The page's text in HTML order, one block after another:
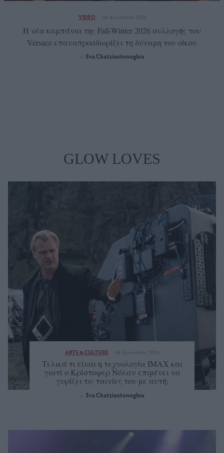
VIDEO 04 Αυγούστου 2026
Η νέα καμπάνια της Fall-Winter 2026 συλλογής του
Versace επαναπροσδιορίζει τη δύναμη του οίκου
Eva Chatziantonoglou
GLOW LOVES
ARTS & CULTURE 06 Αυγούστου 2026
Τελικά τι είναι η τεχνολογία IMAX και
γιατί ο Κρίστοφερ Νόλαν επιμένει να
γυρίζει τις ταινίες του με αυτή;
Eva Chatziantonoglou